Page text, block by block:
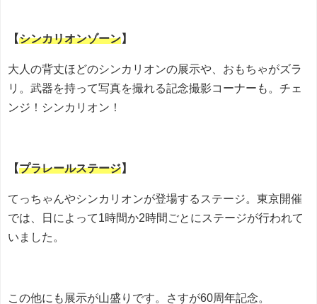
【シンカリオンゾーン】
大人の背丈ほどのシンカリオンの展示や、おもちゃがズラ
リ。武器を持って写真を撮れる記念撮影コーナーも。チェ
ンジ！シンカリオン！
【プラレールステージ】
てっちゃんやシンカリオンが登場するステージ。東京開催
では、日によって1時間か2時間ごとにステージが行われて
いました。
この他にも展示が山盛りです。さすが60周年記念。